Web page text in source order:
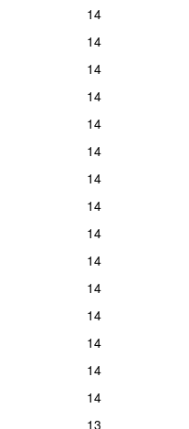
14
14
14
14
14
14
14
14
14
14
14
14
14
14
14
13